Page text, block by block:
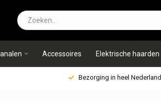
Accessoires Elektrische haarden
Bezorging in heel Nederland